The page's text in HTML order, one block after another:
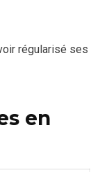
régularisé ses
en